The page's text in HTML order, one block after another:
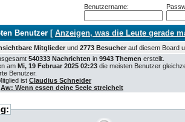
Benutzername:
Benutzer [ Anzeigen, was die Leute gerade
Mitglieder und 2773 Besucher auf diesem
540333 Nachrichten in 9943 Themen erstellt.
am Mi, 19 Februar 2025 02:23 die meisten Benutzer
Benutzer.
ist Claudius Schneider
Aw: Wenn essen deine Seele streichelt